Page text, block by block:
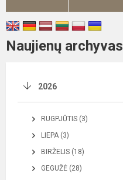
Naujienų archyvas
2026
RUGPJŪTIS (3)
LIEPA (3)
BIRŽELIS (18)
GEGUŽĖ (28)